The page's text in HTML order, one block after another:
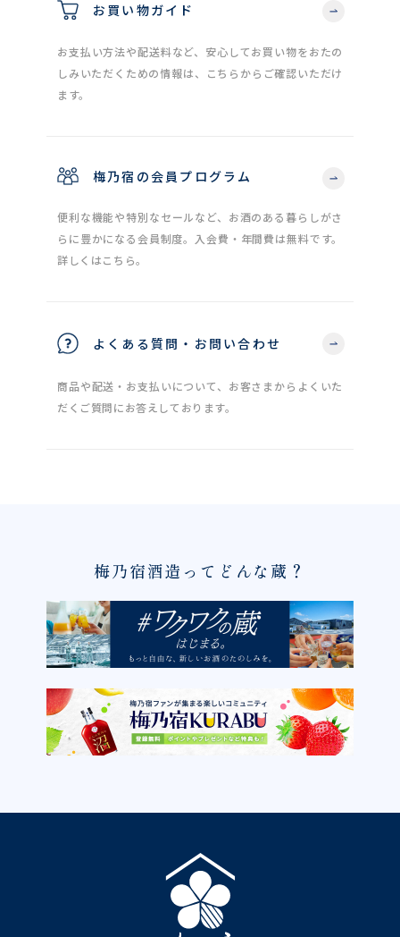
お買い物ガイド
お支払い方法や配送料など、安心してお買い物をおたの
しみいただくための情報は、こちらからご確認いただけ
ます。
梅乃宿の会員プログラム
便利な機能や特別なセールなど、お酒のある暮らしがさ
らに豊かになる会員制度。入会費・年間費は無料です。
詳しくはこちら。
よくある質問・お問い合わせ
商品や配送・お支払いについて、お客さまからよくいた
だくご質問にお答えしております。
梅乃宿酒造ってどんな蔵？